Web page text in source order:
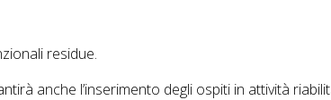
residue.
anche l’inserimento degli ospiti in attività